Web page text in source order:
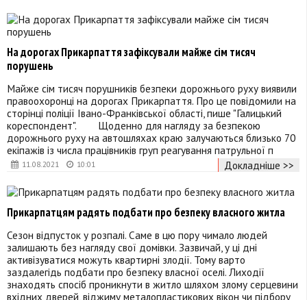
11.08.2021 10:01
На дорогах Прикарпаття зафіксували майже сім тисяч
порушень
Майже сім тисяч порушників безпеки дорожнього руху виявили
правоохоронці на дорогах Прикарпаття. Про це повідомили на
сторінці поліції Івано-Франківської області, пише "Галицький
кореспондент". Щоденно для нагляду за безпекою
дорожнього руху на автошляхах краю залучаються близько 70
екіпажів із числа працівників груп реагування патрульної п
Докладніше >>
Прикарпатцям радять подбати про безпеку власного житла
Сезон відпусток у розпалі. Саме в цю пору чимало людей
залишають без нагляду свої домівки. Зазвичай, у ці дні
активізуватися можуть квартирні злодії. Тому варто
заздалегідь подбати про безпеку власної оселі. Лиходії
знаходять спосіб проникнути в житло шляхом злому серцевини
вхідних дверей, віджиму металопластикових вікон чи підбору